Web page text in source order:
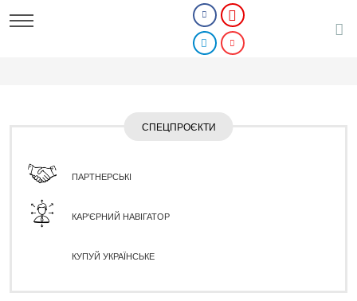
СПЕЦПРОЄКТИ
ПАРТНЕРСЬКІ
КАР'ЄРНИЙ НАВІГАТОР
КУПУЙ УКРАЇНСЬКЕ